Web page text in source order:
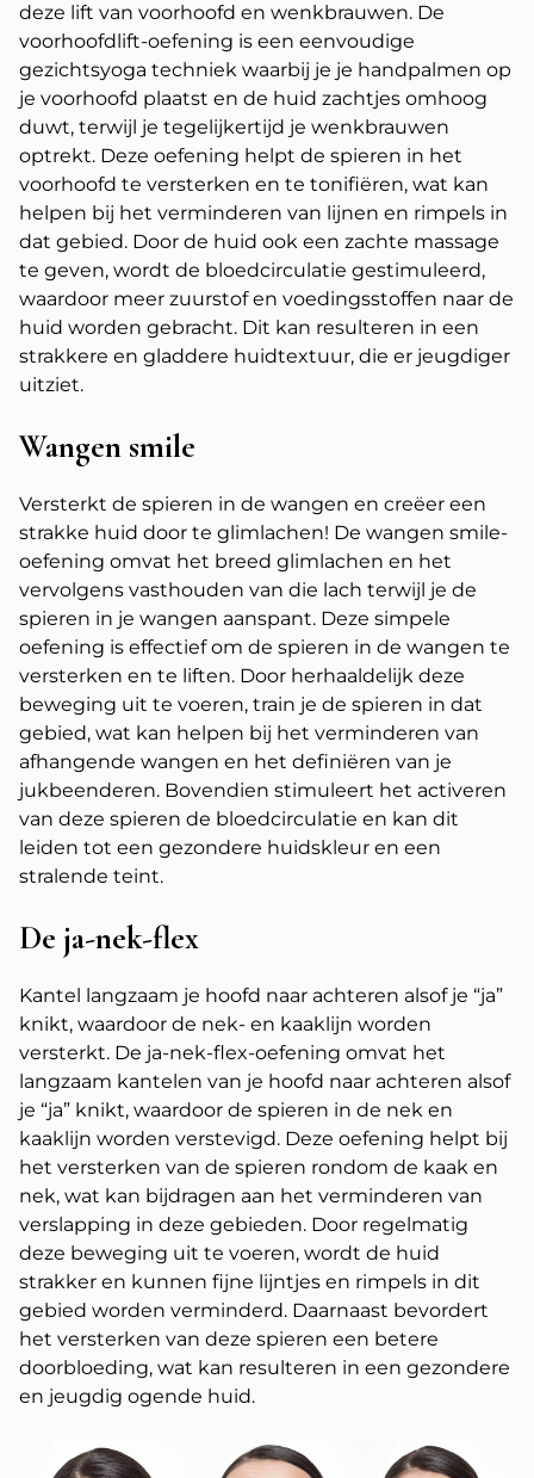
deze lift van voorhoofd en wenkbrauwen. De
voorhoofdlift-oefening is een eenvoudige
gezichtsyoga techniek waarbij je je handpalmen op
je voorhoofd plaatst en de huid zachtjes omhoog
duwt, terwijl je tegelijkertijd je wenkbrauwen
optrekt. Deze oefening helpt de spieren in het
voorhoofd te versterken en te tonifiëren, wat kan
helpen bij het verminderen van lijnen en rimpels in
dat gebied. Door de huid ook een zachte massage
te geven, wordt de bloedcirculatie gestimuleerd,
waardoor meer zuurstof en voedingsstoffen naar de
huid worden gebracht. Dit kan resulteren in een
strakkere en gladdere huidtextuur, die er jeugdiger
uitziet.
Wangen smile
Versterkt de spieren in de wangen en creëer een
strakke huid door te glimlachen! De wangen smile-
oefening omvat het breed glimlachen en het
vervolgens vasthouden van die lach terwijl je de
spieren in je wangen aanspant. Deze simpele
oefening is effectief om de spieren in de wangen te
versterken en te liften. Door herhaaldelijk deze
beweging uit te voeren, train je de spieren in dat
gebied, wat kan helpen bij het verminderen van
afhangende wangen en het definiëren van je
jukbeenderen. Bovendien stimuleert het activeren
van deze spieren de bloedcirculatie en kan dit
leiden tot een gezondere huidskleur en een
stralende teint.
De ja-nek-flex
Kantel langzaam je hoofd naar achteren alsof je “ja”
knikt, waardoor de nek- en kaaklijn worden
versterkt. De ja-nek-flex-oefening omvat het
langzaam kantelen van je hoofd naar achteren alsof
je “ja” knikt, waardoor de spieren in de nek en
kaaklijn worden verstevigd. Deze oefening helpt bij
het versterken van de spieren rondom de kaak en
nek, wat kan bijdragen aan het verminderen van
verslapping in deze gebieden. Door regelmatig
deze beweging uit te voeren, wordt de huid
strakker en kunnen fijne lijntjes en rimpels in dit
gebied worden verminderd. Daarnaast bevordert
het versterken van deze spieren een betere
doorbloeding, wat kan resulteren in een gezondere
en jeugdig ogende huid.